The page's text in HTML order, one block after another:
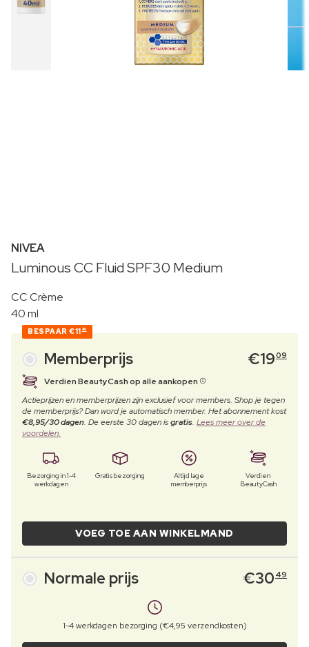
NIVEA
Luminous CC Fluid SPF30 Medium
CC Crème
40 ml
BESPAAR €11 40
Memberprijs €1909
Verdien BeautyCash op alle aankopen
Actieprijzen en memberprijzen zijn exclusief voor members. Shop je tegen
de memberprijs? Dan word je automatisch member. Het abonnement kost
€8,95/30 dagen. De eerste 30 dagen isgratis. Lees meer over de
voordelen.
Bezorging in 1-4
werkdagen
Gratis bezorging
Altijd lage
memberprijs
Verdien
BeautyCash
VOEG TOE AAN WINKELMAND
Normale prijs €30 49
1-4 werkdagen bezorging (€4,95 verzendkosten)